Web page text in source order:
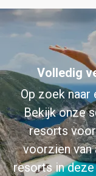
Volledig
Op zoek naar
Bekijk onze
resorts voor
voorzien van
resorts in